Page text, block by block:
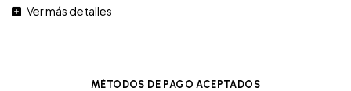
Ver más detalles
MÉTODOS DE PAGO ACEPTADOS